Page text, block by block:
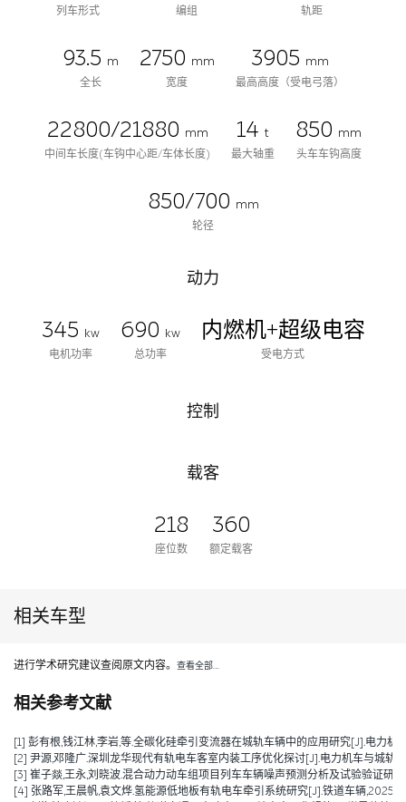
列车形式 编组
轨距
93.5 m
全长
2750 mm
宽度
3905 mm
最高高度（受电弓落）
22800/21880 mm
中间车长度(车钩中心距/车体长度)
14 t
最大轴重
850 mm
头车车钩高度
850/700 mm
轮径
动力
345
kw
电机功率
690
kw
总功率
内燃机+超级电容
受电方式
控制
载客
218
座位数
360
额定载客
相关车型
进行学术研究建议查阅原文内容。 查看全部…
相关参考文献
[1] 彭有根,钱江林,李岩,等.全碳化硅牵引变流器在城轨车辆中的应用研究[J].电力
[2] 尹源,邓隆广.深圳龙华现代有轨电车客室内装工序优化探讨[J].电力机车与城轨
[3] 崔子燚,王永,刘晓波.混合动力动车组项目列车车辆噪声预测分析及试验验证研
[4] 张路军,王晨帆,袁文烨.氢能源低地板有轨电车牵引系统研究[J].铁道车辆